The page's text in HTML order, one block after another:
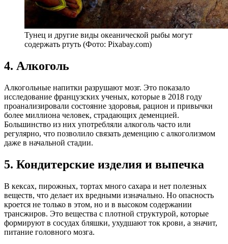
Тунец и другие виды океанической рыбы могут
содержать ртуть (Фото: Pixabay.com)
4. Алкоголь
Алкогольные напитки разрушают мозг. Это показало
исследование французских ученых, которые в 2018 году
проанализировали состояние здоровья, рацион и привычки
более миллиона человек, страдающих деменцией.
Большинство из них употребляли алкоголь часто или
регулярно, что позволило связать деменцию с алкоголизмом
даже в начальной стадии.
5. Кондитерские изделия и выпечка
В кексах, пирожных, тортах много сахара и нет полезных
веществ, что делает их вредными изначально. Но опасность
кроется не только в этом, но и в высоком содержании
трансжиров. Это вещества с плотной структурой, которые
формируют в сосудах бляшки, ухудшают ток крови, а значит,
питание головного мозга.